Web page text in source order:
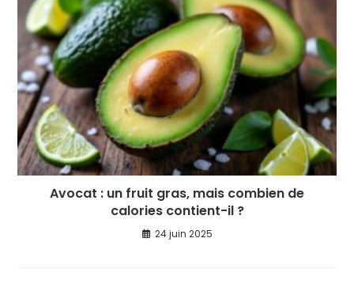
Avocat : un fruit gras, mais combien de
calories contient-il ?
24 juin 2025